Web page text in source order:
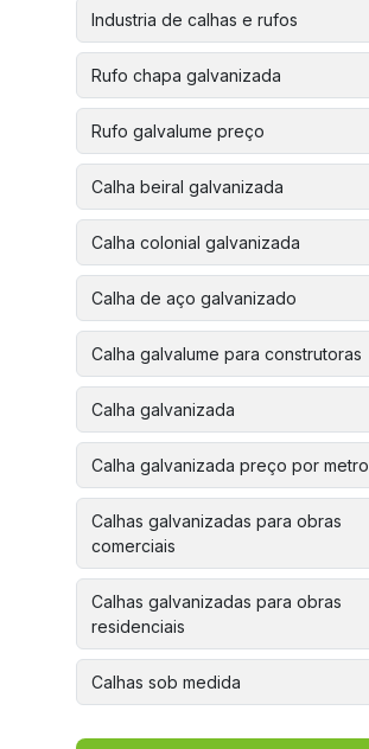
Industria de calhas e rufos
Rufo chapa galvanizada
Rufo galvalume preço
Calha beiral galvanizada
Calha colonial galvanizada
Calha de aço galvanizado
Calha galvalume para construtoras
Calha galvanizada
Calha galvanizada preço por metro
Calhas galvanizadas para obras
comerciais
Calhas galvanizadas para obras
residenciais
Calhas sob medida
Colocar calha em telhado